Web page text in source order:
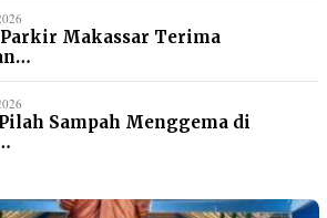
Makassar Terima
Sampah Menggema di